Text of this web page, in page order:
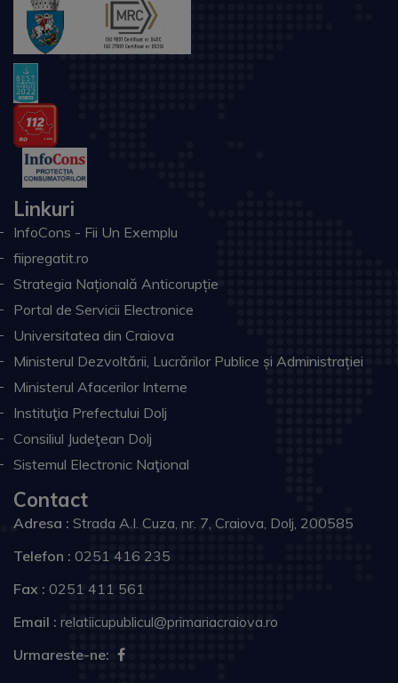
Linkuri
InfoCons - Fii Un Exemplu
fiipregatit.ro
Strategia Națională Anticorupție
Portal de Servicii Electronice
Universitatea din Craiova
Ministerul Dezvoltării, Lucrărilor Publice și Administrației
Ministerul Afacerilor Interne
Instituţia Prefectului Dolj
Consiliul Judeţean Dolj
Sistemul Electronic Naţional
Contact
Adresa : Strada A.I. Cuza, nr. 7, Craiova, Dolj, 200585
Telefon : 0251 416 235
Fax : 0251 411 561
Email : relatiicupublicul@primariacraiova.ro
Urmareste-ne: